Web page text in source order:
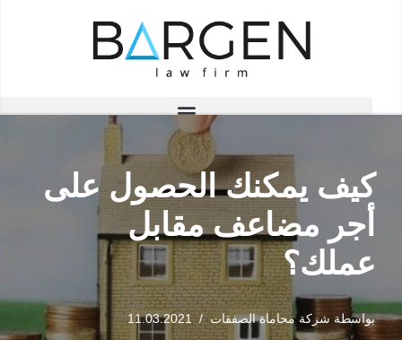
كيف يمكنك الحصول على
أجر مضاعف مقابل
عملك؟
بواسطة شركة محاماة الصفقات 11.03.2021